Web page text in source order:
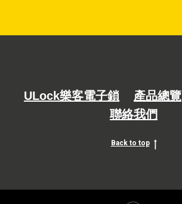
ULock樂客電子鎖 產品總覽
聯絡我們
Back to top